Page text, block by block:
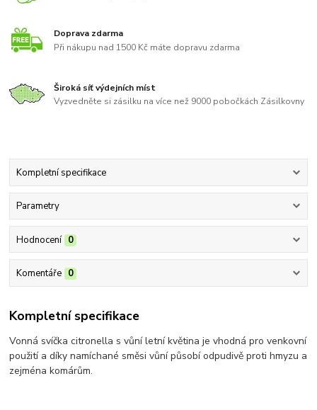
Doprava zdarma
Při nákupu nad 1500 Kč máte dopravu zdarma
Široká síť výdejních míst
Vyzvedněte si zásilku na více než 9000 pobočkách Zásilkovny
Kompletní specifikace
Parametry
Hodnocení 0
Komentáře 0
Kompletní specifikace
Vonná svíčka citronella s vůní letní květina je vhodná pro venkovní
použití a díky namíchané směsi vůní působí odpudivě proti hmyzu a
zejména komárům.